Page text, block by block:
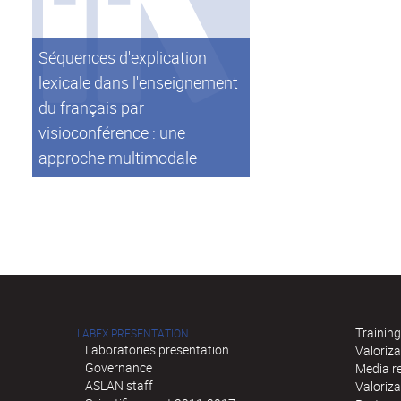
Séquences d'explication
lexicale dans l'enseignement
du français par
visioconférence : une
approche multimodale
LABEX PRESENTATION
Laboratories presentation
Governance
ASLAN staff
Training
Media